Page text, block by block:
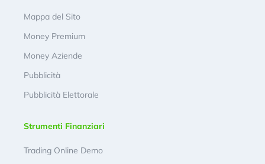
Mappa del Sito
Money Premium
Money Aziende
Pubblicità
Pubblicità Elettorale
Strumenti Finanziari
Trading Online Demo